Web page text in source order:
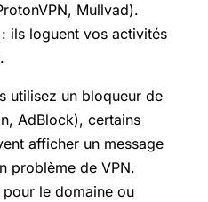
Mullvad).
ils loguent vos activités
utilisez un bloqueur de
AdBlock), certains
afficher un message
problème de VPN.
le domaine ou